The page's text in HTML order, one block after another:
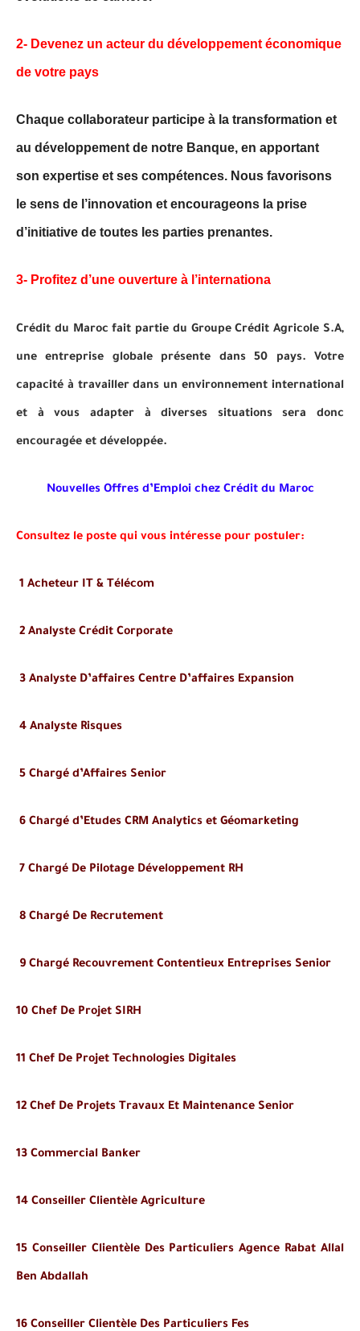
2- Devenez un acteur du développement économique
de votre pays
Chaque collaborateur participe à la transformation et
au développement de notre Banque, en apportant
son expertise et ses compétences. Nous favorisons
le sens de l’innovation et encourageons la prise
d’initiative de toutes les parties prenantes.
3- Profitez d’une ouverture à l’internationa
Crédit du Maroc fait partie du Groupe Crédit Agricole S.A,
une entreprise globale présente dans 50 pays. Votre
capacité à travailler dans un environnement international
et à vous adapter à diverses situations sera donc
encouragée et développée.
Nouvelles Offres d’Emploi chez Crédit du Maroc
Consultez le poste qui vous intéresse pour postuler:
1 Acheteur IT & Télécom
2 Analyste Crédit Corporate
3 Analyste D’affaires Centre D’affaires Expansion
4 Analyste Risques
5 Chargé d’Affaires Senior
6 Chargé d’Etudes CRM Analytics et Géomarketing
7 Chargé De Pilotage Développement RH
8 Chargé De Recrutement
9 Chargé Recouvrement Contentieux Entreprises Senior
10 Chef De Projet SIRH
11 Chef De Projet Technologies Digitales
12 Chef De Projets Travaux Et Maintenance Senior
13 Commercial Banker
14 Conseiller Clientèle Agriculture
15 Conseiller Clientèle Des Particuliers Agence Rabat Allal
Ben Abdallah
16 Conseiller Clientèle Des Particuliers Fes